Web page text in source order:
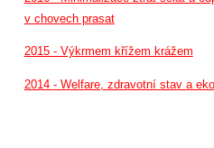
v chovech prasat
2015 - Výkrmem křížem krážem
2014 - Welfare, zdravotní stav a